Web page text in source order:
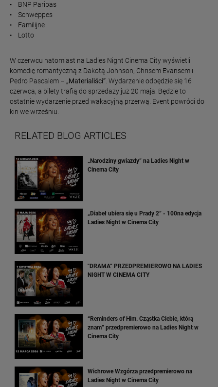
• BNP Paribas
• Schweppes
• Familijne
• Lotto
W czerwcu natomiast na Ladies Night Cinema City wyświetli
komedię romantyczną z Dakotą Johnson, Chrisem Evansem i
Pedro Pascalem – „Materialiści” . Wydarzenie odbędzie się 16
czerwca, a bilety trafią do sprzedaży już 20 maja. Będzie to
ostatnie wydarzenie przed wakacyjną przerwą. Event powróci do
kin we wrześniu.
RELATED BLOG ARTICLES
„Narodziny gwiazdy” na Ladies Night w
Cinema City
„Diabeł ubiera się u Prady 2” - 100na edycja
Ladies Night w Cinema City
"DRAMA” PRZEDPREMIEROWO NA LADIES
NIGHT W CINEMA CITY
“Reminders of Him. Cząstka Ciebie, którą
znam” przedpremierowo na Ladies Night w
Cinema City
Wichrowe Wzgórza przedpremierowo na
Ladies Night w Cinema City